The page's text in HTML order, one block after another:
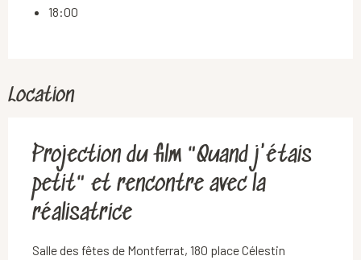
18:00
Location
Projection du film "Quand j'étais
petit" et rencontre avec la
réalisatrice
Salle des fêtes de Montferrat, 180 place Célestin